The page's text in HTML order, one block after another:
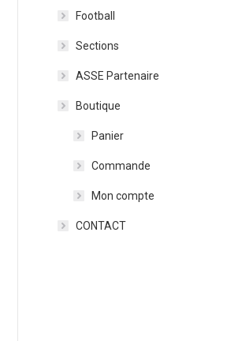
Football
Sections
ASSE Partenaire
Boutique
Panier
Commande
Mon compte
CONTACT